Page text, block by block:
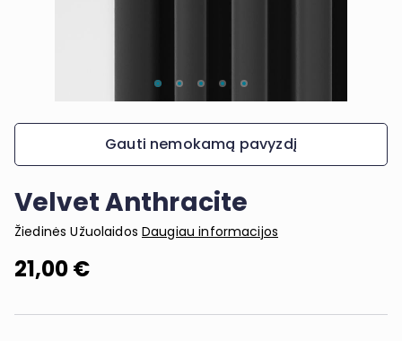
Gauti nemokamą pavyzdį
Velvet Anthracite
Žiedinės Užuolaidos Daugiau informacijos
21,00 €